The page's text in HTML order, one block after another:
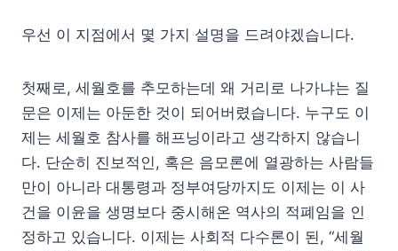
우선 이 지점에서 몇 가지 설명을 드려야겠습니다.
첫째로, 세월호를 추모하는데 왜 거리로 나가냐는 질
문은 이제는 아둔한 것이 되어버렸습니다. 누구도 이
제는 세월호 참사를 해프닝이라고 생각하지 않습니
다. 단순히 진보적인, 혹은 음모론에 열광하는 사람들
만이 아니라 대통령과 정부여당까지도 이제는 이 사
건을 이윤을 생명보다 중시해온 역사의 적폐임을 인
정하고 있습니다. 이제는 사회적 다수론이 된, “세월